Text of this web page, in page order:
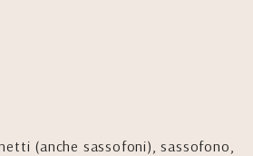
(anche sassofoni), sassofono,